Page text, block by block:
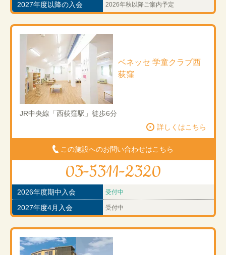
2027年度以降の入会 2026年秋以降ご案内予定
ベネッセ 学童クラブ西
荻窪
JR中央線「西荻窪駅」徒歩6分
詳しくはこちら
この施設へのお問い合わせはこちら
03-5311-2320
2026年度期中入会 受付中
2027年度4月入会 受付中